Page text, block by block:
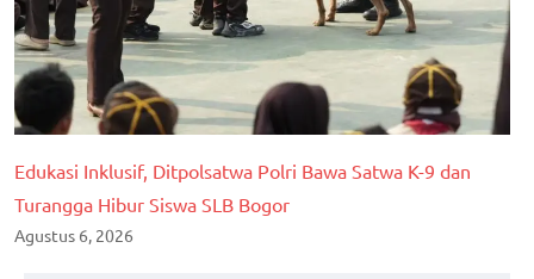
Edukasi Inklusif, Ditpolsatwa Polri Bawa Satwa K-9 dan
Turangga Hibur Siswa SLB Bogor
Agustus 6, 2026